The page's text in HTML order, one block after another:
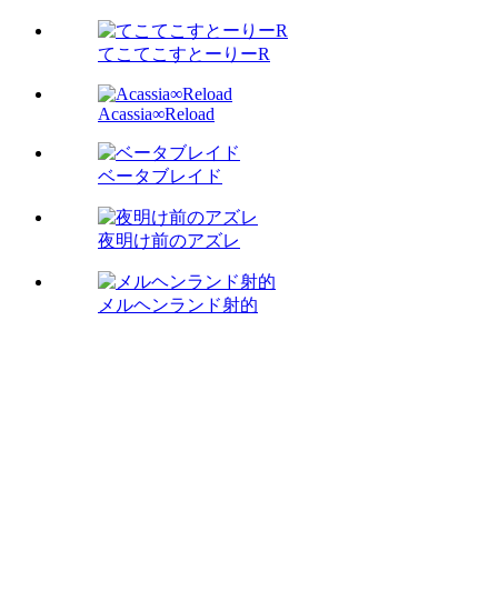
てこてこすとーりーR
Acassia∞Reload
ベータブレイド
夜明け前のアズレ
メルヘンランド射的